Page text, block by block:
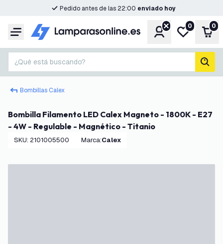
Pedido antes de las 22:00 enviado hoy
Menú CuentaMi lista de
0 0
¿Qué está buscando?
Bombillas Calex
Bombilla Filamento LED Calex Magneto - 1800K - E27
- 4W - Regulable - Magnético - Titanio
SKU: 2101005500 Marca: Calex